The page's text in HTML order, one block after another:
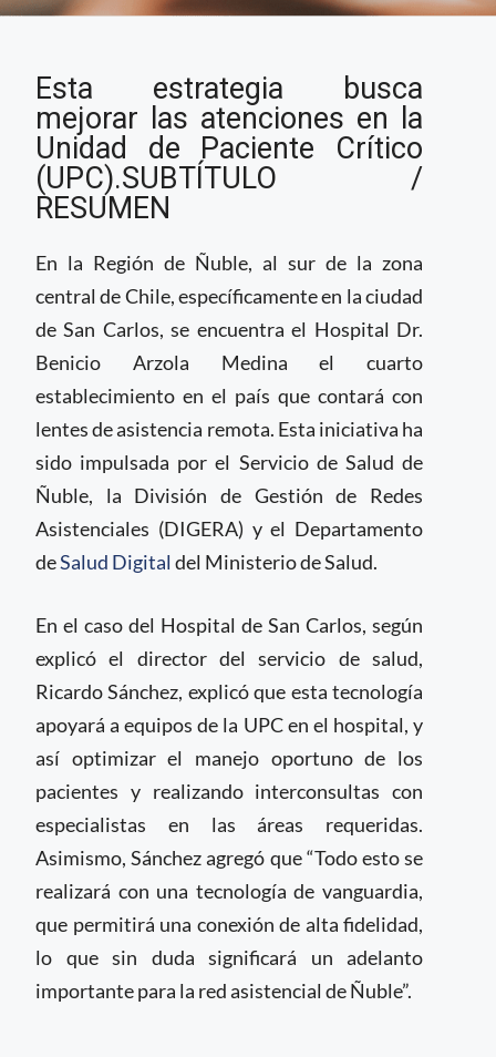
adquiere lentes de
asistencia remota
para realizar
interconsultas
Esta estrategia busca
mejorar las atenciones en la
Unidad de Paciente Crítico
(UPC).SUBTÍTULO /
RESUMEN
En la Región de Ñuble, al sur de la zona
central de Chile, específicamente en la ciudad
de San Carlos, se encuentra el Hospital Dr.
Benicio Arzola Medina el cuarto
establecimiento en el país que contará con
lentes de asistencia remota. Esta iniciativa ha
sido impulsada por el Servicio de Salud de
Ñuble, la División de Gestión de Redes
Asistenciales (DIGERA) y el Departamento
deSalud Digital del Ministerio de Salud.
En el caso del Hospital de San Carlos, según
explicó el director del servicio de salud,
Ricardo Sánchez, explicó que esta tecnología
apoyará a equipos de la UPC en el hospital, y
así optimizar el manejo oportuno de los
pacientes y realizando interconsultas con
especialistas en las áreas requeridas.
Asimismo, Sánchez agregó que “Todo esto se
realizará con una tecnología de vanguardia,
que permitirá una conexión de alta fidelidad,
lo que sin duda significará un adelanto
importante para la red asistencial de Ñuble”.